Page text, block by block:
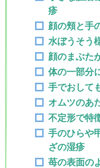
疹
顔の頬と手
水ぼうそう
顔のまぶた
体の一部分
手でおして
オムツのあ
不定形で特
手のひらや
ざの湿疹
苺の表面の